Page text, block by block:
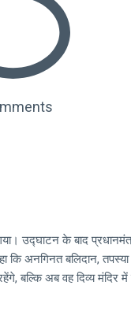
उद्घाटन के बाद
कि अनगिनत बलिदान,
बल्कि अब वह दिव्य मंदिर